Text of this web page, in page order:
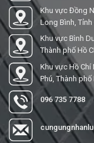
Khu vực Đồng
Long Bình,
Khu vực Bình
Thành phố Hồ
Khu vực Hồ
Phú, Thành phố
096 735 7788